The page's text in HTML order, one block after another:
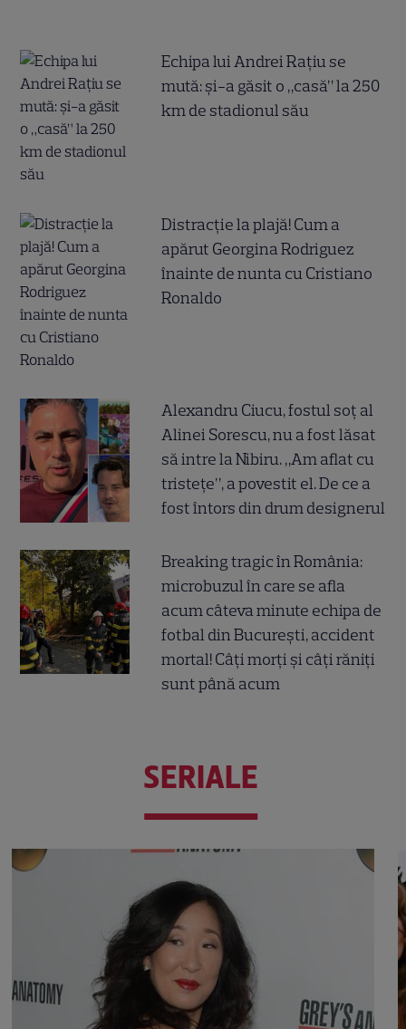
Echipa lui Andrei Rațiu se
mută: și-a găsit o „casă” la 250
km de stadionul său
Distracție la plajă! Cum a
apărut Georgina Rodriguez
înainte de nunta cu Cristiano
Ronaldo
Alexandru Ciucu, fostul soț al
Alinei Sorescu, nu a fost lăsat
să intre la Nibiru. „Am aflat cu
tristețe”, a povestit el. De ce a
fost întors din drum designerul
Breaking tragic în România:
microbuzul în care se afla
acum câteva minute echipa de
fotbal din București, accident
mortal! Câți morți și câți răniți
sunt până acum
SERIALE